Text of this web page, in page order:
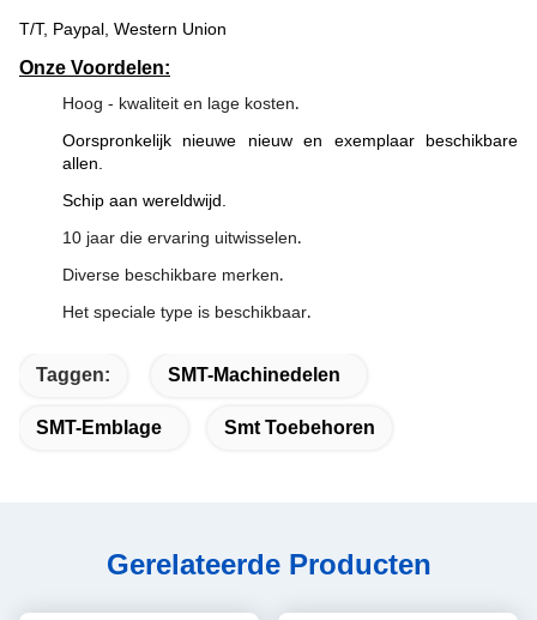
T/T, Paypal, Western Union
Onze Voordelen:
Hoog - kwaliteit en lage kosten.
Oorspronkelijk nieuwe nieuw en exemplaar beschikbare
allen.
Schip aan wereldwijd.
10 jaar die ervaring uitwisselen.
Diverse beschikbare merken.
Het speciale type is beschikbaar.
Taggen: SMT-Machinedelen
SMT-Emblage Smt Toebehoren
Gerelateerde Producten